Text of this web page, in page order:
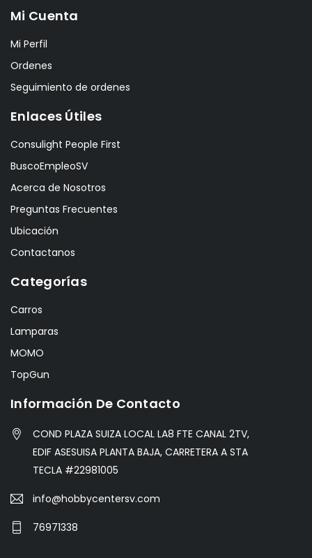
Mi Cuenta
Mi Perfil
Ordenes
Seguimiento de ordenes
Enlaces Útiles
Consulight People First
BuscoEmpleoSV
Acerca de Nosotros
Preguntas Frecuentes
Ubicación
Contactanos
Categorías
Carros
Lamparas
MOMO
TopGun
Información De Contacto
COND PLAZA SUIZA LOCAL LA8 FTE CANAL 2TV,
EDIF ASESUISA PLANTA BAJA, CARRETERA A STA
TECLA #22981005
info@hobbycentersv.com
76971338